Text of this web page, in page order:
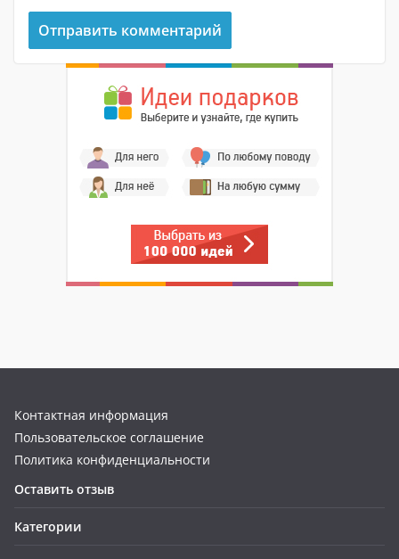
Контактная информация
Пользовательское соглашение
Политика конфиденциальности
Оставить отзыв
Категории